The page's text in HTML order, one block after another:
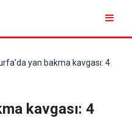
yan bakma kavgası: 4
kavgası: 4